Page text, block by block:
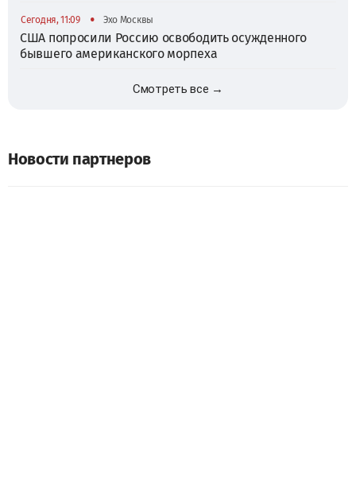
Сегодня, 11:09 • Эхо Москвы
США попросили Россию освободить осужденного
бывшего американского морпеха
Смотреть все →
Новости партнеров